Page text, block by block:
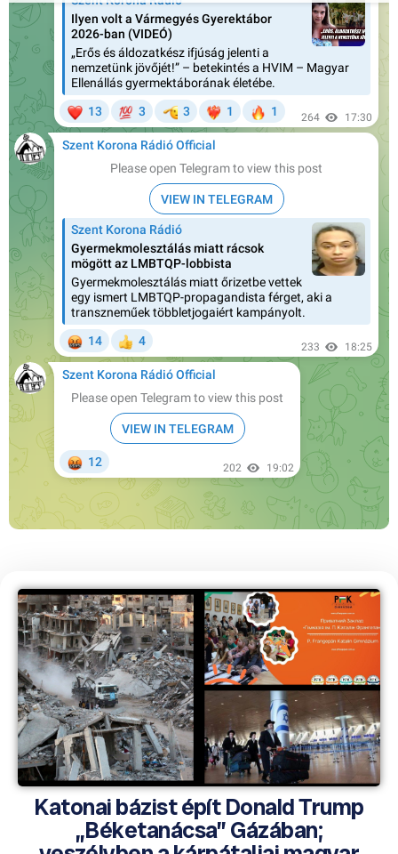
Katonai bázist épít Donald Trump
„Béketanácsa” Gázában;